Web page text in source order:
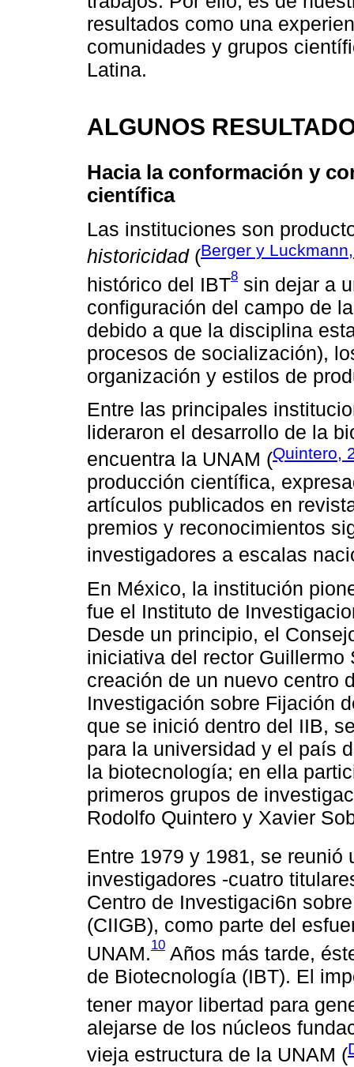
resultados como una
comunidades y grupos
Latina.
ALGUNOS
Hacia la conformación y
científica
Las instituciones son
historicidad(Berger y
histórico del IBT8 sin dejar a
configuración del campo de
debido a que la disciplina
procesos de socialización),
organización y estilos de
Entre las principales
lideraron el desarrollo de la
encuentra la UNAM (Quintero,
producción científica,
artículos publicados en
premios y reconocimientos
investigadores a escalas
En México, la institución
fue el Instituto de
Desde un principio, el
iniciativa del rector Guillermo
creación de un nuevo centro
Investigación sobre Fijación
que se inició dentro del IIB,
para la universidad y el país
la biotecnología; en ella
primeros grupos de
Rodolfo Quintero y Xavier
Entre 1979 y 1981, se reunió
investigadores -cuatro
Centro de Investigaci6n
(CIIGB), como parte del
UNAM.10 Años más tarde,
de Biotecnología (IBT). El
tener mayor libertad para
alejarse de los núcleos
vieja estructura de la UNAM (